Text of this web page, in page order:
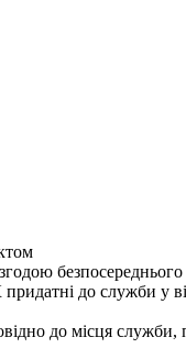
до служби
до місця служби,